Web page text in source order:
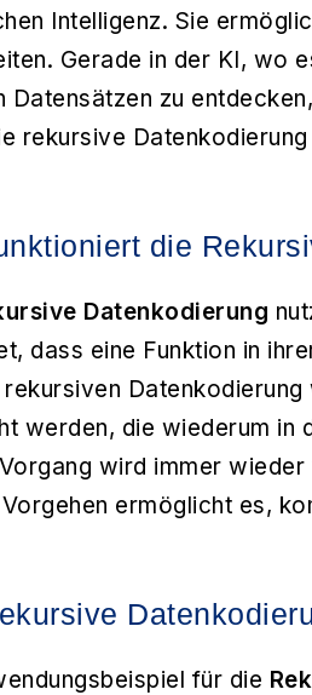
Intelligenz. Sie
Gerade in der KI, wo
Datensätzen zu
rekursive
die
Datenkodierung
dass eine Funktion in
rekursiven
werden, die wiederum in
wird immer
ermöglicht es,
für die